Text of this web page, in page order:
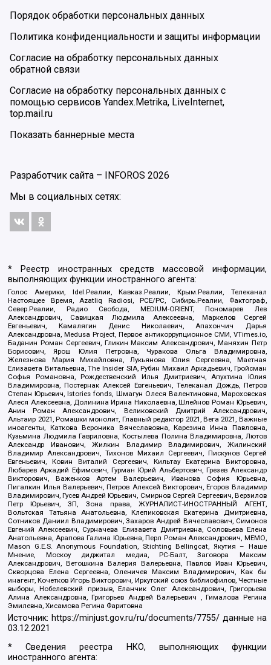
Порядок обработки персональных данных
Политика конфиденциальности и защиты информации
Согласие на обработку персональных данных
обратной связи
Согласие на обработку персональных данных с
помощью сервисов Yandex.Metrika, LiveInternet,
top.mail.ru
Показать баннерные места
Разработчик сайта – INFOROS 2026
Мы в социальных сетях:
* Реестр иностранных средств массовой информации,
выполняющих функции иностранного агента:
Голос Америки, Idel.Реалии, Кавказ.Реалии, Крым.Реалии, Телеканал
Настоящее Время, Azatliq Radiosi, PCE/PC, Сибирь.Реалии, Фактограф,
Север.Реалии, Радио Свобода, MEDIUM-ORIENT, Пономарев Лев
Александрович, Савицкая Людмила Алексеевна, Маркелов Сергей
Евгеньевич, Камалягин Денис Николаевич, Апахончич Дарья
Александровна, Medusa Project, Первое антикоррупционное СМИ, VTimes.io,
Баданин Роман Сергеевич, Гликин Максим Александрович, Маняхин Петр
Борисович, Ярош Юлия Петровна, Чуракова Ольга Владимировна,
Железнова Мария Михайловна, Лукьянова Юлия Сергеевна, Маетная
Елизавета Витальевна, The Insider SIA, Рубин Михаил Аркадьевич, Гройсман
Софья Романовна, Рождественский Илья Дмитриевич, Апухтина Юлия
Владимировна, Постернак Алексей Евгеньевич, Телеканал Дождь, Петров
Степан Юрьевич, Istories fonds, Шмагун Олеся Валентиновна, Мароховская
Алеся Алексеевна, Долинина Ирина Николаевна, Шлейнов Роман Юрьевич,
Анин Роман Александрович, Великовский Дмитрий Александрович,
Альтаир 2021, Ромашки монолит, Главный редактор 2021, Вега 2021, Важные
иноагенты, Каткова Вероника Вячеславовна, Карезина Инна Павловна,
Кузьмина Людмила Гавриловна, Костылева Полина Владимировна, Лютов
Александр Иванович, Жилкин Владимир Владимирович, Жилинский
Владимир Александрович, Тихонов Михаил Сергеевич, Пискунов Сергей
Евгеньевич, Ковин Виталий Сергеевич, Кильтау Екатерина Викторовна,
Любарев Аркадий Ефимович, Гурман Юрий Альбертович, Грезев Александр
Викторович, Важенков Артем Валерьевич, Иванова София Юрьевна,
Пигалкин Илья Валерьевич, Петров Алексей Викторович, Егоров Владимир
Владимирович, Гусев Андрей Юрьевич, Смирнов Сергей Сергеевич, Верзилов
Петр Юрьевич, ЗП, Зона права, ЖУРНАЛИСТ-ИНОСТРАННЫЙ АГЕНТ,
Вольтская Татьяна Анатольевна, Клепиковская Екатерина Дмитриевна,
Сотников Даниил Владимирович, Захаров Андрей Вячеславович, Симонов
Евгений Алексеевич, Сурначева Елизавета Дмитриевна, Соловьева Елена
Анатольевна, Арапова Галина Юрьевна, Перл Роман Александрович, МЕМО,
Mason G.E.S. Anonymous Foundation, Stichting Bellingcat, Якутия – Наше
Мнение, Москоу диджитал медиа, РС-Балт, Заговора Максим
Александрович, Ветошкина Валерия Валерьевна, Павлов Иван Юрьевич,
Скворцова Елена Сергеевна, Оленичев Максим Владимирович, Как бы
инагент, Кочетков Игорь Викторович, Иркутский союз библиофилов, Честные
выборы, Нобелевский призыв, Еланчик Олег Александрович, Григорьева
Алина Александровна, Григорьев Андрей Валерьевич , Гималова Регина
Эмилевна, Хисамова Регина Фаритовна
Источник: https://minjust.gov.ru/ru/documents/7755/ данные на
03.12.2021
* Сведения реестра НКО, выполняющих функции
иностранного агента: